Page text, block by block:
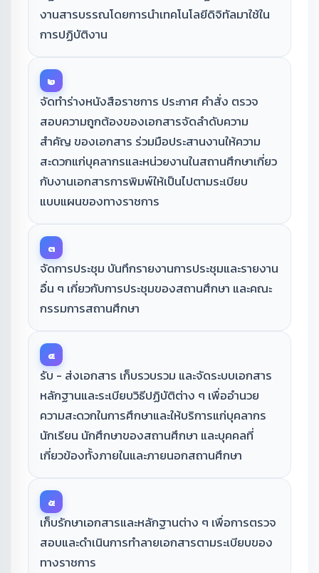
งานสารบรรณโดยการนําเทคโนโลยีดิจิทัลมาใช้ใน
การปฏิบัติงาน
๒
จัดทำร่างหนังสือราชการ ประกาศ คําสั่ง ตรวจ
สอบความถูกต้องของเอกสารจัดลำดับความ
สำคัญ ของเอกสาร ร่วมมือประสานงานให้ความ
สะดวกแก่บุคลากรและหน่วยงานในสถานศึกษาเกี่ยว
กับงานเอกสารการพิมพ์ให้เป็นไปตามระเบียบ
แบบแผนของทางราชการ
๓
จัดการประชุม บันทึกรายงานการประชุมและรายงาน
อื่น ๆ เกี่ยวกับการประชุมของสถานศึกษา และคณะ
กรรมการสถานศึกษา
๔
รับ - ส่งเอกสาร เก็บรวบรวม และจัดระบบเอกสาร
หลักฐานและระเบียบวิธีปฏิบัติต่าง ๆ เพื่ออํานวย
ความสะดวกในการศึกษาและให้บริการแก่บุคลากร
นักเรียน นักศึกษาของสถานศึกษา และบุคคลที่
เกี่ยวข้องทั้งภายในและภายนอกสถานศึกษา
๕
เก็บรักษาเอกสารและหลักฐานต่าง ๆ เพื่อการตรวจ
สอบและดำเนินการทำลายเอกสารตามระเบียบของ
ทางราชการ